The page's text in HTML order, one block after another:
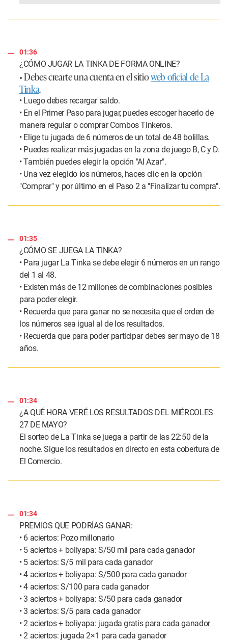
01:36
¿CÓMO JUGAR LA TINKA DE FORMA ONLINE?
• Debes crearte una cuenta en el sitioweb oficial de La
Tinka.
• Luego debes recargar saldo.
• En el Primer Paso para jugar, puedes escoger hacerlo de
manera regular o comprar Combos Tinkeros.
• Elige tu jugada de 6 números de un total de 48 bolillas.
• Puedes realizar más jugadas en la zona de juego B, C y D.
• También puedes elegir la opción "Al Azar".
• Una vez elegido los números, haces clic en la opción
"Comprar" y por último en el Paso 2 a "Finalizar tu compra".
01:35
¿CÓMO SE JUEGA LA TINKA?
• Para jugar La Tinka se debe elegir 6 números en un rango
del 1 al 48.
• Existen más de 12 millones de combinaciones posibles
para poder elegir.
• Recuerda que para ganar no se necesita que el orden de
los números sea igual al de los resultados.
• Recuerda que para poder participar debes ser mayo de 18
años.
01:34
¿A QUÉ HORA VERÉ LOS RESULTADOS DEL MIÉRCOLES
27 DE MAYO?
El sorteo de La Tinka se juega a partir de las 22:50 de la
noche. Sigue los resultados en directo en esta cobertura de
El Comercio.
01:34
PREMIOS QUE PODRÍAS GANAR:
• 6 aciertos: Pozo millonario
• 5 aciertos + boliyapa: S/50 mil para cada ganador
• 5 aciertos: S/5 mil para cada ganador
• 4 aciertos + boliyapa: S/500 para cada ganador
• 4 aciertos: S/100 para cada ganador
• 3 aciertos + boliyapa: S/50 para cada ganador
• 3 aciertos: S/5 para cada ganador
• 2 aciertos + boliyapa: jugada gratis para cada ganador
• 2 aciertos: jugada 2×1 para cada ganador